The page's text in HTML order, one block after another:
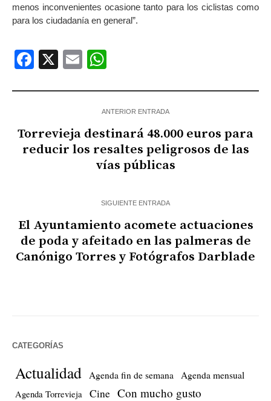
menos inconvenientes ocasione tanto para los ciclistas como
para los ciudadanía en general”.
Facebook
X Email
ANTERIOR ENTRADA
Torrevieja destinará 48.000 euros para
reducir los resaltes peligrosos de las
vías públicas
SIGUIENTE ENTRADA
El Ayuntamiento acomete actuaciones
de poda y afeitado en las palmeras de
Canónigo Torres y Fotógrafos Darblade
CATEGORÍAS
Actualidad Agenda fin de semana Agenda mensual
Agenda Torrevieja Cine Con mucho gusto